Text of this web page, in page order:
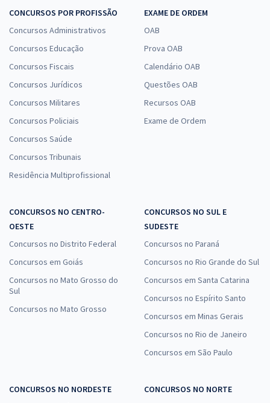
CONCURSOS POR PROFISSÃO
Concursos Administrativos
Concursos Educação
Concursos Fiscais
Concursos Jurídicos
Concursos Militares
Concursos Policiais
Concursos Saúde
Concursos Tribunais
Residência Multiprofissional
EXAME DE ORDEM
OAB
Prova OAB
Calendário OAB
Questões OAB
Recursos OAB
Exame de Ordem
CONCURSOS NO CENTRO-
OESTE
Concursos no Distrito Federal
Concursos em Goiás
Concursos no Mato Grosso do
Sul
Concursos no Mato Grosso
CONCURSOS NO SUL E
SUDESTE
Concursos no Paraná
Concursos no Rio Grande do Sul
Concursos em Santa Catarina
Concursos no Espírito Santo
Concursos em Minas Gerais
Concursos no Rio de Janeiro
Concursos em São Paulo
CONCURSOS NO NORDESTE
CONCURSOS NO NORTE